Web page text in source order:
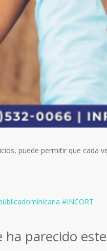
puede permitir que cada
#INCORT
parecido